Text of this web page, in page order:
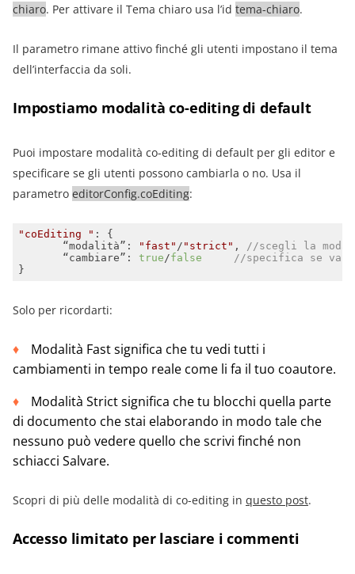
chiaro. Per attivare il Tema chiaro usa l’id tema-chiaro.
Il parametro rimane attivo finché gli utenti impostano il tema
dell’interfaccia da soli.
Impostiamo modalitàco-editing di default
Puoi impostare modalità co-editing di default per gli editor e
specificare se gli utenti possono cambiarla o no. Usa il
parametro editorConfig.coEditing:
"coEditing "
       “modalità”:
"fast" / "strict" , //scegli la
       “cambiare”:
true/false
//specifica se va
}
Solo per ricordarti:
Modalità Fast significa che tu vedi tutti i
cambiamenti in tempo reale come li fa il tuo coautore.
Modalità Strict significa che tu blocchi quella parte
di documento che stai elaborando in modo tale che
nessuno può vedere quello che scrivi finché non
schiacci Salvare.
Scopri di più delle modalità di co-editing in questo post.
Accesso limitato per lasciare i commenti